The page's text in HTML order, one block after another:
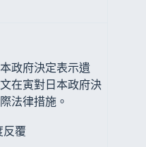
政府決定表示遺
在寅對日本政府決
法律措施。
反覆